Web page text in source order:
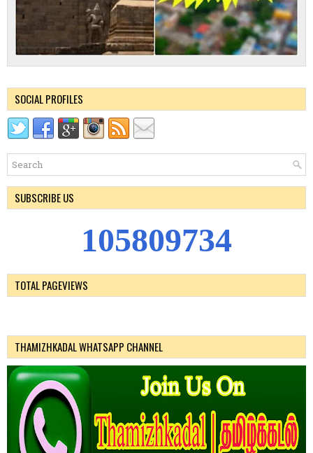
SOCIAL PROFILES
SUBSCRIBE US
105809734
TOTAL PAGEVIEWS
THAMIZHKADAL WHATSAPP CHANNEL